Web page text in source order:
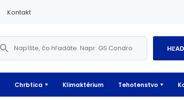
Kontakt
Chrbtica Klimaktérium Tehotenstvo